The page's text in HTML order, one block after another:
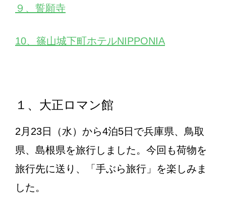
９、誓願寺
10、篠山城下町ホテルNIPPONIA
１、大正ロマン館
2月23日（水）から4泊5日で兵庫県、鳥取
県、島根県を旅行しました。今回も荷物を
旅行先に送り、「手ぶら旅行」を楽しみま
した。